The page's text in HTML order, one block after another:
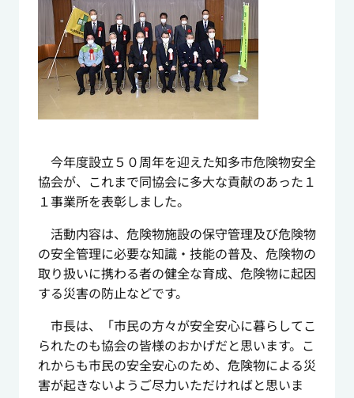
今年度設立５０周年を迎えた知多市危険物安全
協会が、これまで同協会に多大な貢献のあった１
１事業所を表彰しました。
活動内容は、危険物施設の保守管理及び危険物
の安全管理に必要な知識・技能の普及、危険物の
取り扱いに携わる者の健全な育成、危険物に起因
する災害の防止などです。
市長は、「市民の方々が安全安心に暮らしてこ
られたのも協会の皆様のおかげだと思います。こ
れからも市民の安全安心のため、危険物による災
害が起きないようご尽力いただければと思いま